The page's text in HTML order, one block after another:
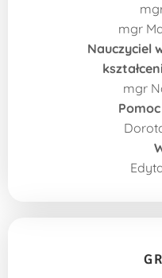
mgr
Nauczyciel
mgr